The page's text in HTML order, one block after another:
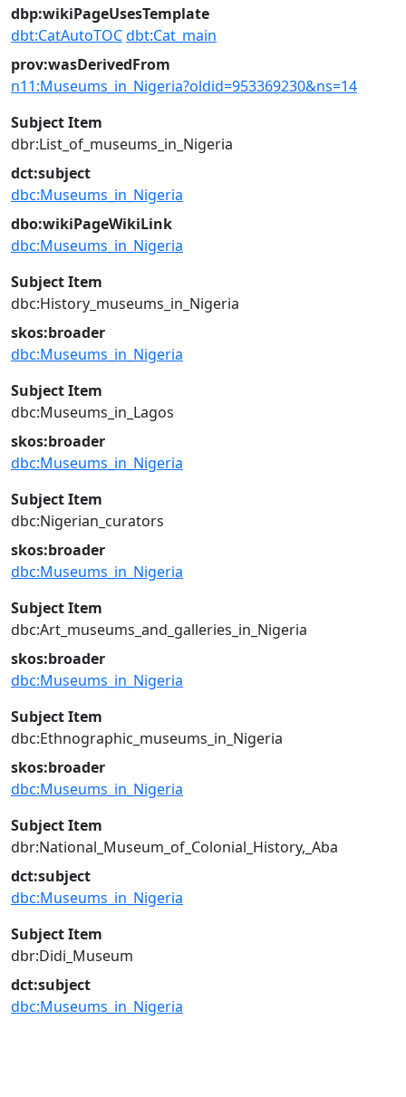
dbp:wikiPageUsesTemplate
dbt:CatAutoTOCdbt:Cat_main
prov:wasDerivedFrom
n11:Museums_in_Nigeria?oldid=953369230&ns=14
Subject Item
dbr:List_of_museums_in_Nigeria
dct:subject
dbc:Museums_in_Nigeria
dbo:wikiPageWikiLink
dbc:Museums_in_Nigeria
Subject Item
dbc:History_museums_in_Nigeria
skos:broader
dbc:Museums_in_Nigeria
Subject Item
dbc:Museums_in_Lagos
skos:broader
dbc:Museums_in_Nigeria
Subject Item
dbc:Nigerian_curators
skos:broader
dbc:Museums_in_Nigeria
Subject Item
dbc:Art_museums_and_galleries_in_Nigeria
skos:broader
dbc:Museums_in_Nigeria
Subject Item
dbc:Ethnographic_museums_in_Nigeria
skos:broader
dbc:Museums_in_Nigeria
Subject Item
dbr:National_Museum_of_Colonial_History,_Aba
dct:subject
dbc:Museums_in_Nigeria
Subject Item
dbr:Didi_Museum
dct:subject
dbc:Museums_in_Nigeria